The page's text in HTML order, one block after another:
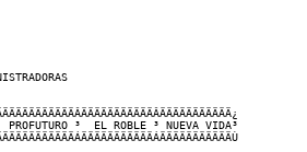
³  EL ROBLE ³ NUEVA VIDA³